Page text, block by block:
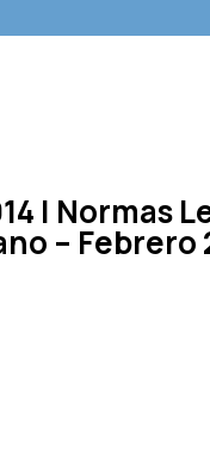
| Normas
– Febrero